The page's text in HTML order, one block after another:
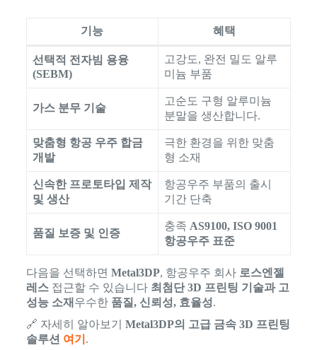
기능 혜택
선택적 전자빔 용융
(SEBM)
고강도, 완전 밀도 알루
미늄 부품
가스 분무 기술
고순도 구형 알루미늄
분말을 생산합니다.
맞춤형 항공 우주 합금
개발
극한 환경을 위한 맞춤
형 소재
신속한 프로토타입 제작
및 생산
항공우주 부품의 출시
기간 단축
품질 보증 및 인증
충족 AS9100, ISO 9001
항공우주 표준
다음을 선택하면 Metal3DP, 항공우주 회사 로스엔젤
레스접근할 수 있습니다 최첨단 3D 프린팅 기술과 고
성능 소재 우수한 품질, 신뢰성, 효율성.
🔗 자세히 알아보기 Metal3DP의 고급 금속 3D 프린팅
솔루션 여기 .